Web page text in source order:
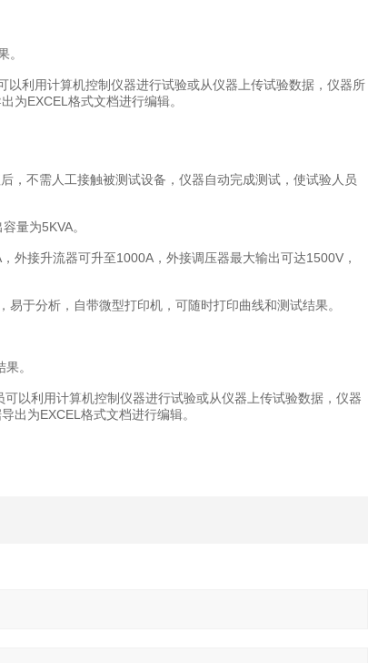
。
利用计算机控制仪器进行试验或从仪器上传试验数据，仪器所
为EXCEL格式文档进行编辑。
，不需人工接触被测试设备，仪器自动完成测试，使试验人员
量为5KVA。
外接升流器可升至1000A，外接调压器最大输出可达1500V，
于分析，自带微型打印机，可随时打印曲线和测试结果。
。
以利用计算机控制仪器进行试验或从仪器上传试验数据，仪器
出为EXCEL格式文档进行编辑。